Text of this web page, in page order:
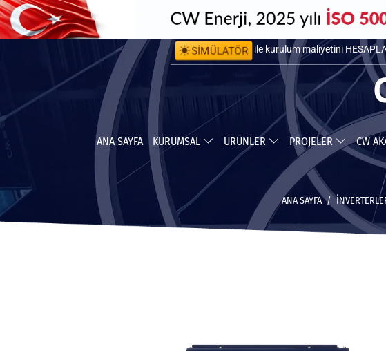
SİMÜLATÖR
ile kurulum maliyetini
ile yapabileceğiniz tasarrufu
ANA SAYFA KURUMSAL ÜRÜNLER PROJELER CW
ANA SAYFA